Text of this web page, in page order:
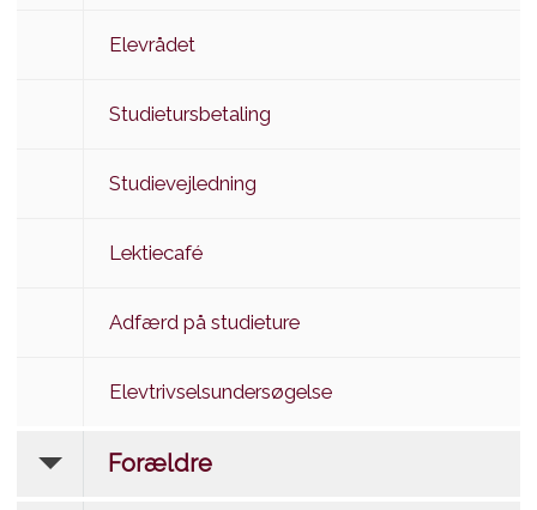
Elevrådet
Studietursbetaling
Studievejledning
Lektiecafé
Adfærd på studieture
Elevtrivselsundersøgelse
Forældre